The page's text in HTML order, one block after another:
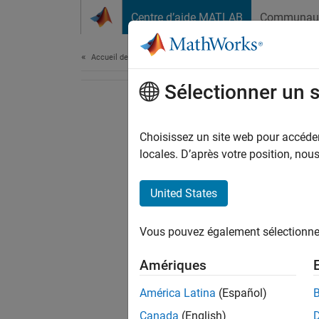
Centre d’aide MATLAB
Accueil de la documentation
Sélectionner un
Choisissez un site web pour
locales. D’après votre position,
United States
Vous pouvez également
Amériques
América Latina (Español)
Canada (English)